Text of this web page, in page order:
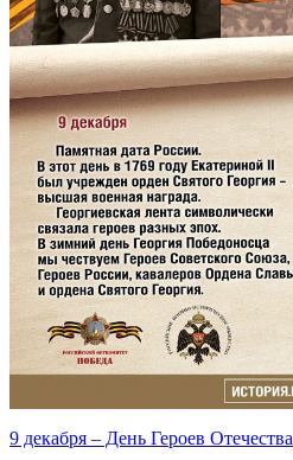
9 декабря – День Героев Отечества